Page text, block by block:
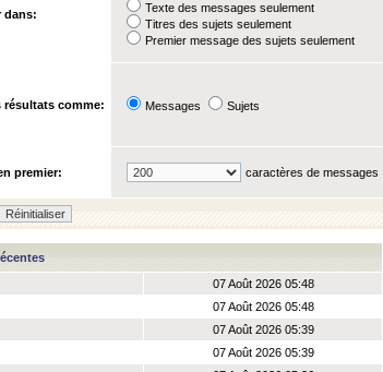
dans:
Texte des messages seulement
Titres des sujets seulement
Premier message des sujets seulement
résultats comme: Messages Sujets
premier: caractères de messages
07 Août 2026 05:48
07 Août 2026 05:48
07 Août 2026 05:39
07 Août 2026 05:39